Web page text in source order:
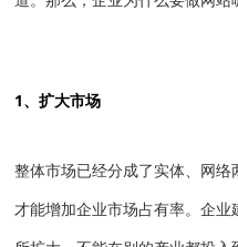
1、扩大市场
整体市场已经分成了实体、网络
才能增加企业市场占有率。企